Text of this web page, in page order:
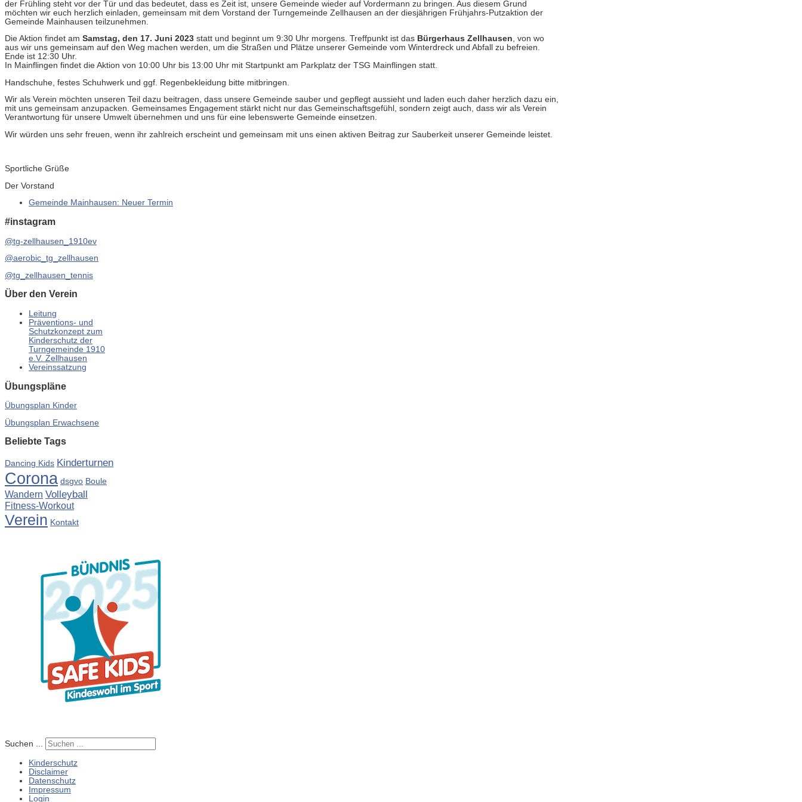
der Frühling steht vor der Tür und das bedeutet, dass es Zeit ist, unsere Gemeinde wieder auf Vordermann zu bringen. Aus diesem Grund
möchten wir euch herzlich einladen, gemeinsam mit dem Vorstand der Turngemeinde Zellhausen an der diesjährigen Frühjahrs-Putzaktion der
Gemeinde Mainhausen teilzunehmen.
Die Aktion findet am Samstag, den 17. Juni 2023 statt und beginnt um 9:30 Uhr morgens. Treffpunkt ist das Bürgerhaus Zellhausen, von wo
aus wir uns gemeinsam auf den Weg machen werden, um die Straßen und Plätze unserer Gemeinde vom Winterdreck und Abfall zu befreien.
Ende ist 12:30 Uhr.
In Mainflingen findet die Aktion von 10:00 Uhr bis 13:00 Uhr mit Startpunkt am Parkplatz der TSG Mainflingen statt.
Handschuhe, festes Schuhwerk und ggf. Regenbekleidung bitte mitbringen.
Wir als Verein möchten unseren Teil dazu beitragen, dass unsere Gemeinde sauber und gepflegt aussieht und laden euch daher herzlich dazu ein,
mit uns gemeinsam anzupacken. Gemeinsames Engagement stärkt nicht nur das Gemeinschaftsgefühl, sondern zeigt auch, dass wir als Verein
Verantwortung für unsere Umwelt übernehmen und uns für eine lebenswerte Gemeinde einsetzen.
Wir würden uns sehr freuen, wenn ihr zahlreich erscheint und gemeinsam mit uns einen aktiven Beitrag zur Sauberkeit unserer Gemeinde leistet.
Sportliche Grüße
Der Vorstand
Gemeinde Mainhausen: Neuer Termin
#instagram
@tg-zellhausen_1910ev
@aerobic_tg_zellhausen
@tg_zellhausen_tennis
Über den Verein
Leitung
Präventions- und
Schutzkonzept zum
Kinderschutz der
Turngemeinde 1910
e.V. Zellhausen
Vereinssatzung
Übungspläne
Übungsplan Kinder
Übungsplan Erwachsene
Beliebte Tags
Dancing Kids Kinderturnen
Corona dsgvo Boule
Wandern Volleyball
Fitness-Workout
Verein Kontakt
Suchen ...
Kinderschutz
Disclaimer
Datenschutz
Impressum
Login